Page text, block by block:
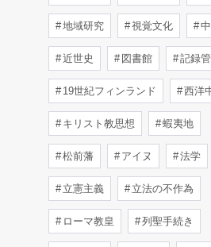
地域研究 視覚文化 中
近世史 図書館 記録
19世紀フィンランド 西洋
キリスト教思想 蝦夷地
松前藩 アイヌ 法学
立憲主義 立法の不作為
ローマ教皇 列聖手続き